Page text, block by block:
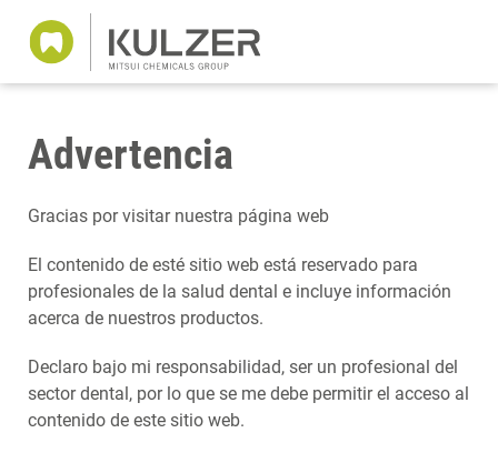
Advertencia
Gracias por visitar nuestra página web
El contenido de esté sitio web está reservado para
profesionales de la salud dental e incluye información
acerca de nuestros productos.
Declaro bajo mi responsabilidad, ser un profesional del
sector dental, por lo que se me debe permitir el acceso al
contenido de este sitio web.